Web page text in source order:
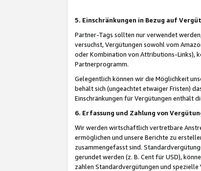
5. Einschränkungen in Bezug auf
Partner-Tags sollten nur verwendet
versuchst, Vergütungen sowohl vom
oder Kombination von Attributions-Links),
Partnerprogramm.
Gelegentlich können wir die Möglichkeit
behält sich (ungeachtet etwaiger Fristen)
Einschränkungen für Vergütungen enthält
6. Erfassung und Zahlung von
Wir werden wirtschaftlich vertretbare
ermöglichen und unsere Berichte zu
zusammengefasst sind.
gerundet werden (z. B. Cent für USD),
zahlen Standardvergütungen und